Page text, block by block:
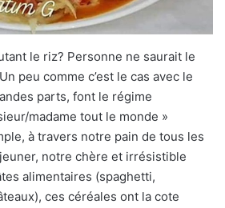
le riz? Personne ne saurait le
peu comme c’est le cas avec le
parts, font le régime
madame tout le monde »
à travers notre pain de tous les
notre chère et irrésistible
alimentaires (spaghetti,
ces céréales ont la cote